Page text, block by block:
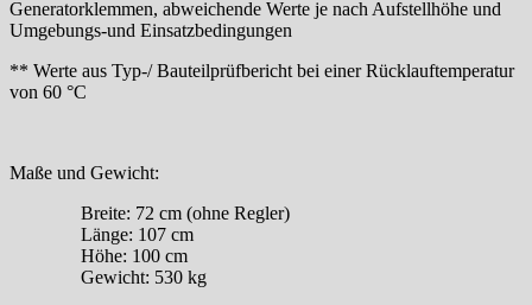
Generatorklemmen, abweichende Werte je nach Aufstellhöhe und
Umgebungs-und Einsatzbedingungen
** Werte aus Typ-/ Bauteilprüfbericht bei einer Rücklauftemperatur
von 60 °C
Maße und Gewicht:
Breite: 72 cm (ohne Regler)
Länge: 107 cm
Höhe: 100 cm
Gewicht: 530 kg